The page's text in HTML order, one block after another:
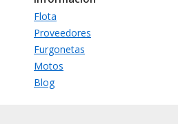
Flota
Proveedores
Furgonetas
Motos
Blog